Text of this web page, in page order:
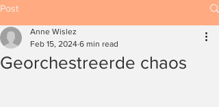
Post
Georchestreerde chaos
Anne Wislez
Feb 15, 2024 6 min read